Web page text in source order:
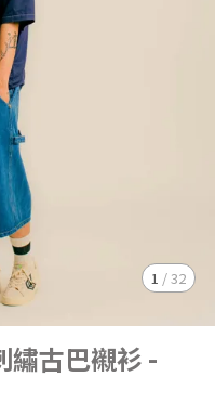
1 /32
繡古巴襯衫 -